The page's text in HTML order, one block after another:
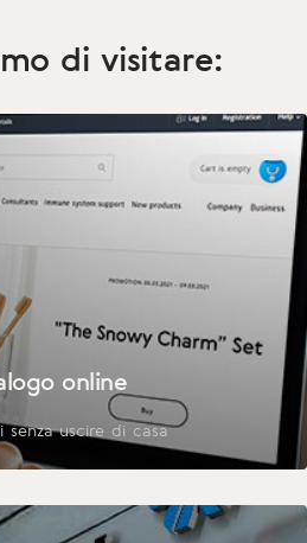
di visitare:
online
senza uscire di casa